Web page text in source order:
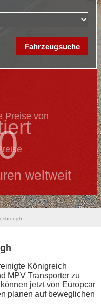
Preise von
weltweit
Königreich
MPV Transporter zu
jetzt von Europcar
planen auf beweglichen